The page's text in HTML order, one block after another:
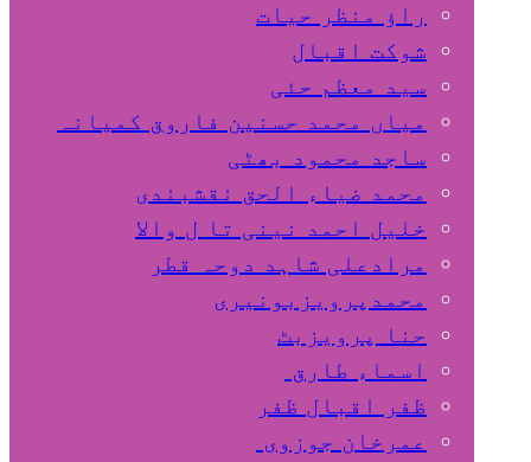
راؤ منظر حیات
شوکت اقبال
سید معظم حئی
میاں محمد حسنین فاروق کمیانہ
ساجد محمود بھٹی
محمد ضیاء الحق نقشبندی
خلیل احمد نینی تا ل والا
مرادعلی شاہد دوحہ قطر
محمدپرویزبونیری
حنا پرویزبٹ
اسماء طارق
ظفر اقبال ظفر
عمرخان جوزوی